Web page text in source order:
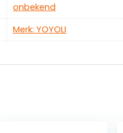
‎onbekend
Merk: YOYOLI